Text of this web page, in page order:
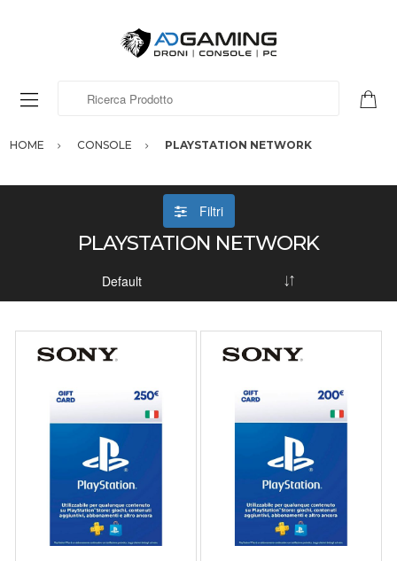
HOME CONSOLE PLAYSTATION NETWORK
Filtri
PLAYSTATION NETWORK